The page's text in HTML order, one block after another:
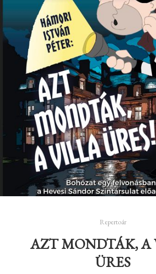
Repertoár
AZT MONDTÁK,
ÜRES